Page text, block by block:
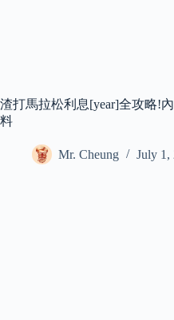
渣打馬拉松利息[year]全攻略!
料
Mr. Cheung July 1,